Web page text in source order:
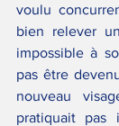
voulu
bien relever
impossible à
pas être
nouveau
pratiquait